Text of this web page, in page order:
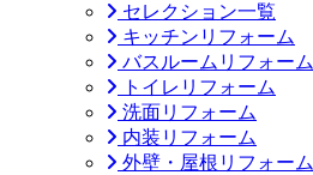
セレクション一覧
キッチンリフォーム
バスルームリフォーム
トイレリフォーム
洗面リフォーム
内装リフォーム
外壁・屋根リフォーム